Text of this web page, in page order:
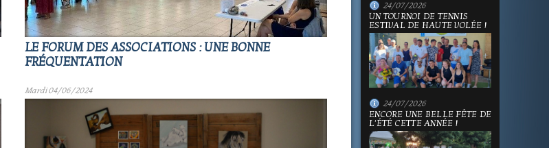
LE FORUM DES ASSOCIATIONS : UNE BONNE
FRÉQUENTATION
Mardi 04/06/2024
24/07/2026
UN TOURNOI DE TENNIS
ESTIVAL DE HAUTE VOLÉE !
24/07/2026
ENCORE UNE BELLE FÊTE DE
L'ÉTÉ CETTE ANNÉE !